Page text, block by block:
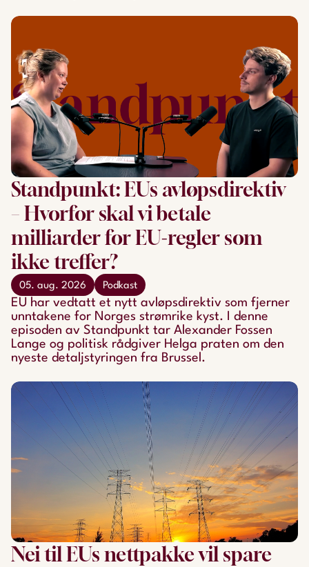
Standpunkt: EUs avløpsdirektiv
– Hvorfor skal vi betale
milliarder for EU-regler som
ikke treffer?
05. aug. 2026 Podkast
EU har vedtatt et nytt avløpsdirektiv som fjerner
unntakene for Norges strømrike kyst. I denne
episoden av Standpunkt tar Alexander Fossen
Lange og politisk rådgiver Helga praten om den
nyeste detaljstyringen fra Brussel.
Nei til EUs nettpakke vil spare